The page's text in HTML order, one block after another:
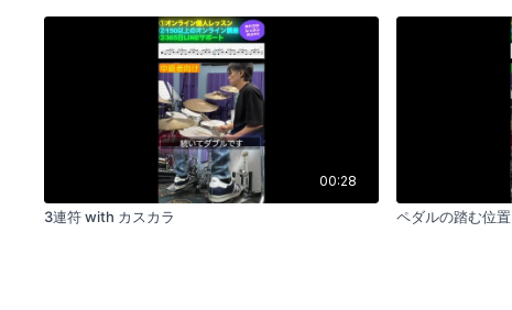
00:28
3連符 with カスカラ ペダルの踏む位置